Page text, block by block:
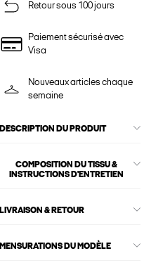
Retour sous 100 jours
Paiement sécurisé avec
Visa
Nouveaux articles chaque
semaine
DESCRIPTION DU PRODUIT
COMPOSITION DU TISSU &
INSTRUCTIONS D'ENTRETIEN
LIVRAISON & RETOUR
MENSURATIONS DU MODÈLE